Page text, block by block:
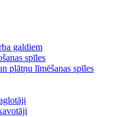
galdiem
spīles
plātņu līmēšanas spīles